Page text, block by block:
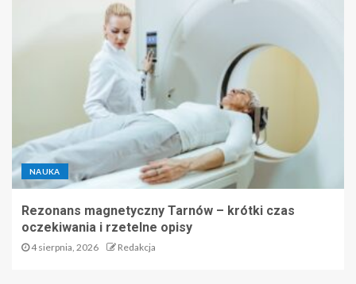
NAUKA
Rezonans magnetyczny Tarnów – krótki czas
oczekiwania i rzetelne opisy
4 sierpnia, 2026 Redakcja